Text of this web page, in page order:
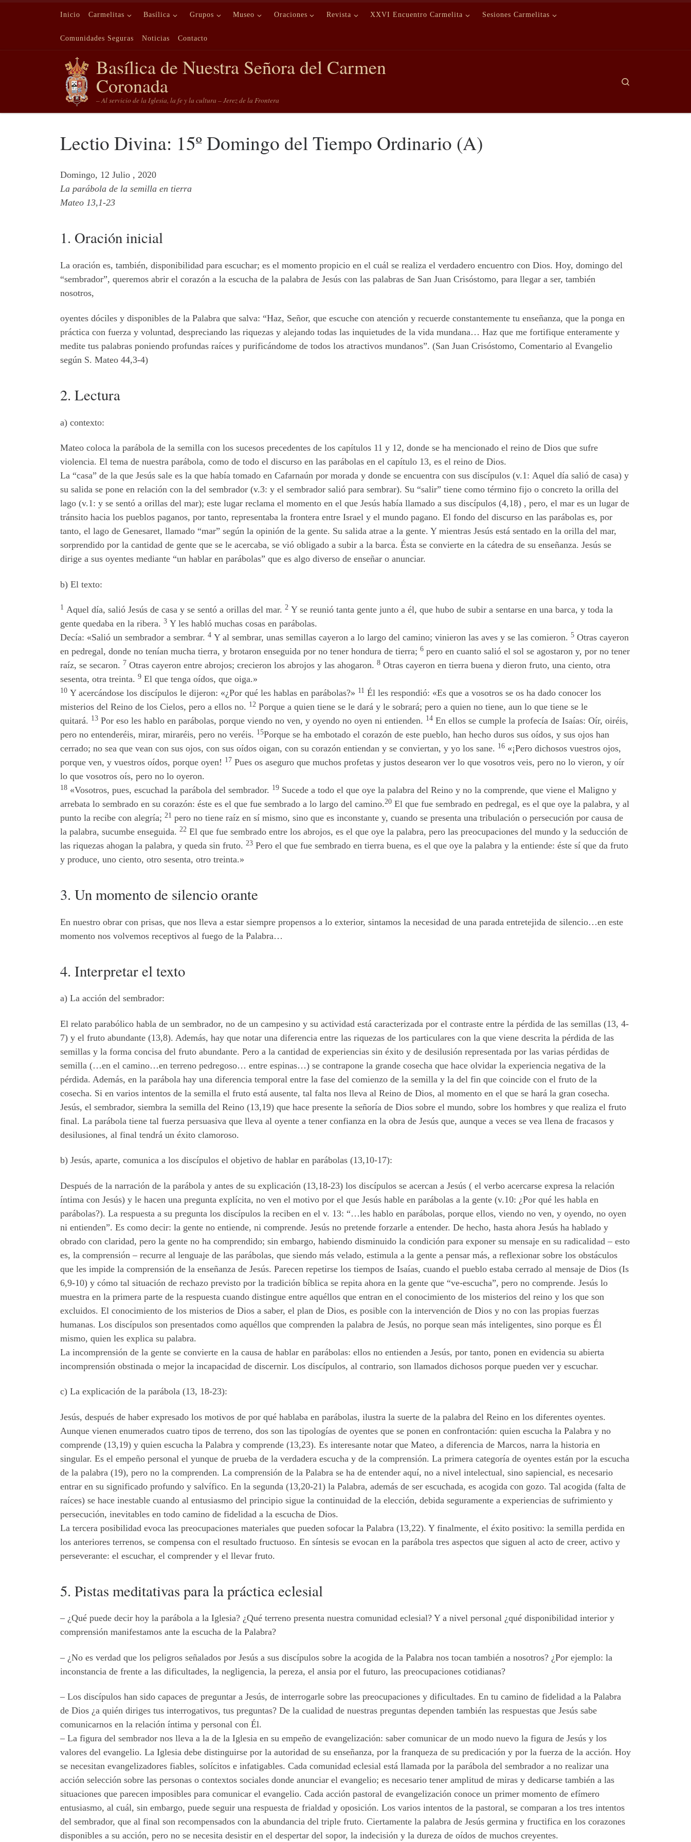
Saltar al contenido
Inicio Carmelitas Basílica Grupos Museo Oraciones Revista XXVI Encuentro Carmelita Sesiones Carmelitas
Comunidades Seguras Noticias Contacto
Basílica de Nuestra Señora del Carmen
Coronada
– Al servicio de la Iglesia, la fe y la cultura – Jerez de la Frontera
Lectio Divina: 15º Domingo del Tiempo Ordinario (A)
Domingo, 12 Julio , 2020
La parábola de la semilla en tierra
Mateo 13,1-23
1. Oración inicial
La oración es, también, disponibilidad para escuchar; es el momento propicio en el cuál se realiza el verdadero encuentro con Dios. Hoy, domingo del
“sembrador”, queremos abrir el corazón a la escucha de la palabra de Jesús con las palabras de San Juan Crisóstomo, para llegar a ser, también
nosotros,
oyentes dóciles y disponibles de la Palabra que salva: “Haz, Señor, que escuche con atención y recuerde constantemente tu enseñanza, que la ponga en
práctica con fuerza y voluntad, despreciando las riquezas y alejando todas las inquietudes de la vida mundana… Haz que me fortifique enteramente y
medite tus palabras poniendo profundas raíces y purificándome de todos los atractivos mundanos”. (San Juan Crisóstomo, Comentario al Evangelio
según S. Mateo 44,3-4)
2. Lectura
a) contexto:
Mateo coloca la parábola de la semilla con los sucesos precedentes de los capítulos 11 y 12, donde se ha mencionado el reino de Dios que sufre
violencia. El tema de nuestra parábola, como de todo el discurso en las parábolas en el capítulo 13, es el reino de Dios.
La “casa” de la que Jesús sale es la que había tomado en Cafarnaún por morada y donde se encuentra con sus discípulos (v.1: Aquel día salió de casa) y
su salida se pone en relación con la del sembrador (v.3: y el sembrador salió para sembrar). Su “salir” tiene como término fijo o concreto la orilla del
lago (v.1: y se sentó a orillas del mar); este lugar reclama el momento en el que Jesús había llamado a sus discípulos (4,18) , pero, el mar es un lugar de
tránsito hacia los pueblos paganos, por tanto, representaba la frontera entre Israel y el mundo pagano. El fondo del discurso en las parábolas es, por
tanto, el lago de Genesaret, llamado “mar” según la opinión de la gente. Su salida atrae a la gente. Y mientras Jesús está sentado en la orilla del mar,
sorprendido por la cantidad de gente que se le acercaba, se vió obligado a subir a la barca. Ésta se convierte en la cátedra de su enseñanza. Jesús se
dirige a sus oyentes mediante “un hablar en parábolas” que es algo diverso de enseñar o anunciar.
b) El texto:
1 Aquel día, salió Jesús de casa y se sentó a orillas del mar. 2 Y se reunió tanta gente junto a él, que hubo de subir a sentarse en una barca, y toda la
gente quedaba en la ribera. 3 Y les habló muchas cosas en parábolas.
Decía: «Salió un sembrador a sembrar. 4 Y al sembrar, unas semillas cayeron a lo largo del camino; vinieron las aves y se las comieron. 5 Otras cayeron
en pedregal, donde no tenían mucha tierra, y brotaron enseguida por no tener hondura de tierra; 6 pero en cuanto salió el sol se agostaron y, por no tener
raíz, se secaron. 7 Otras cayeron entre abrojos; crecieron los abrojos y las ahogaron. 8 Otras cayeron en tierra buena y dieron fruto, una ciento, otra
sesenta, otra treinta. 9 El que tenga oídos, que oiga.»
10 Y acercándose los discípulos le dijeron: «¿Por qué les hablas en parábolas?» 11 Él les respondió: «Es que a vosotros se os ha dado conocer los
misterios del Reino de los Cielos, pero a ellos no. 12 Porque a quien tiene se le dará y le sobrará; pero a quien no tiene, aun lo que tiene se le
quitará. 13 Por eso les hablo en parábolas, porque viendo no ven, y oyendo no oyen ni entienden. 14 En ellos se cumple la profecía de Isaías: Oír, oiréis,
pero no entenderéis, mirar, miraréis, pero no veréis. 15Porque se ha embotado el corazón de este pueblo, han hecho duros sus oídos, y sus ojos han
cerrado; no sea que vean con sus ojos, con sus oídos oigan, con su corazón entiendan y se conviertan, y yo los sane. 16 «¡Pero dichosos vuestros ojos,
porque ven, y vuestros oídos, porque oyen! 17 Pues os aseguro que muchos profetas y justos desearon ver lo que vosotros veis, pero no lo vieron, y oír
lo que vosotros oís, pero no lo oyeron.
18 «Vosotros, pues, escuchad la parábola del sembrador. 19 Sucede a todo el que oye la palabra del Reino y no la comprende, que viene el Maligno y
arrebata lo sembrado en su corazón: éste es el que fue sembrado a lo largo del camino.20 El que fue sembrado en pedregal, es el que oye la palabra, y al
punto la recibe con alegría; 21 pero no tiene raíz en sí mismo, sino que es inconstante y, cuando se presenta una tribulación o persecución por causa de
la palabra, sucumbe enseguida. 22 El que fue sembrado entre los abrojos, es el que oye la palabra, pero las preocupaciones del mundo y la seducción de
las riquezas ahogan la palabra, y queda sin fruto. 23 Pero el que fue sembrado en tierra buena, es el que oye la palabra y la entiende: éste sí que da fruto
y produce, uno ciento, otro sesenta, otro treinta.»
3. Un momento de silencio orante
En nuestro obrar con prisas, que nos lleva a estar siempre propensos a lo exterior, sintamos la necesidad de una parada entretejida de silencio…en este
momento nos volvemos receptivos al fuego de la Palabra…
4. Interpretar el texto
a) La acción del sembrador:
El relato parabólico habla de un sembrador, no de un campesino y su actividad está caracterizada por el contraste entre la pérdida de las semillas (13, 4-
7) y el fruto abundante (13,8). Además, hay que notar una diferencia entre las riquezas de los particulares con la que viene descrita la pérdida de las
semillas y la forma concisa del fruto abundante. Pero a la cantidad de experiencias sin éxito y de desilusión representada por las varias pérdidas de
semilla (…en el camino…en terreno pedregoso… entre espinas…) se contrapone la grande cosecha que hace olvidar la experiencia negativa de la
pérdida. Además, en la parábola hay una diferencia temporal entre la fase del comienzo de la semilla y la del fin que coincide con el fruto de la
cosecha. Si en varios intentos de la semilla el fruto está ausente, tal falta nos lleva al Reino de Dios, al momento en el que se hará la gran cosecha.
Jesús, el sembrador, siembra la semilla del Reino (13,19) que hace presente la señoría de Dios sobre el mundo, sobre los hombres y que realiza el fruto
final. La parábola tiene tal fuerza persuasiva que lleva al oyente a tener confianza en la obra de Jesús que, aunque a veces se vea llena de fracasos y
desilusiones, al final tendrá un éxito clamoroso.
b) Jesús, aparte, comunica a los discípulos el objetivo de hablar en parábolas (13,10-17):
Después de la narración de la parábola y antes de su explicación (13,18-23) los discípulos se acercan a Jesús ( el verbo acercarse expresa la relación
íntima con Jesús) y le hacen una pregunta explícita, no ven el motivo por el que Jesús hable en parábolas a la gente (v.10: ¿Por qué les habla en
parábolas?). La respuesta a su pregunta los discípulos la reciben en el v. 13: “…les hablo en parábolas, porque ellos, viendo no ven, y oyendo, no oyen
ni entienden”. Es como decir: la gente no entiende, ni comprende. Jesús no pretende forzarle a entender. De hecho, hasta ahora Jesús ha hablado y
obrado con claridad, pero la gente no ha comprendido; sin embargo, habiendo disminuido la condición para exponer su mensaje en su radicalidad – esto
es, la comprensión – recurre al lenguaje de las parábolas, que siendo más velado, estimula a la gente a pensar más, a reflexionar sobre los obstáculos
que les impide la comprensión de la enseñanza de Jesús. Parecen repetirse los tiempos de Isaías, cuando el pueblo estaba cerrado al mensaje de Dios (Is
6,9-10) y cómo tal situación de rechazo previsto por la tradición bíblica se repita ahora en la gente que “ve-escucha”, pero no comprende. Jesús lo
muestra en la primera parte de la respuesta cuando distingue entre aquéllos que entran en el conocimiento de los misterios del reino y los que son
excluidos. El conocimiento de los misterios de Dios a saber, el plan de Dios, es posible con la intervención de Dios y no con las propias fuerzas
humanas. Los discípulos son presentados como aquéllos que comprenden la palabra de Jesús, no porque sean más inteligentes, sino porque es Él
mismo, quien les explica su palabra.
La incomprensión de la gente se convierte en la causa de hablar en parábolas: ellos no entienden a Jesús, por tanto, ponen en evidencia su abierta
incomprensión obstinada o mejor la incapacidad de discernir. Los discípulos, al contrario, son llamados dichosos porque pueden ver y escuchar.
c) La explicación de la parábola (13, 18-23):
Jesús, después de haber expresado los motivos de por qué hablaba en parábolas, ilustra la suerte de la palabra del Reino en los diferentes oyentes.
Aunque vienen enumerados cuatro tipos de terreno, dos son las tipologías de oyentes que se ponen en confrontación: quien escucha la Palabra y no
comprende (13,19) y quien escucha la Palabra y comprende (13,23). Es interesante notar que Mateo, a diferencia de Marcos, narra la historia en
singular. Es el empeño personal el yunque de prueba de la verdadera escucha y de la comprensión. La primera categoría de oyentes están por la escucha
de la palabra (19), pero no la comprenden. La comprensión de la Palabra se ha de entender aquí, no a nivel intelectual, sino sapiencial, es necesario
entrar en su significado profundo y salvífico. En la segunda (13,20-21) la Palabra, además de ser escuchada, es acogida con gozo. Tal acogida (falta de
raíces) se hace inestable cuando al entusiasmo del principio sigue la continuidad de la elección, debida seguramente a experiencias de sufrimiento y
persecución, inevitables en todo camino de fidelidad a la escucha de Dios.
La tercera posibilidad evoca las preocupaciones materiales que pueden sofocar la Palabra (13,22). Y finalmente, el éxito positivo: la semilla perdida en
los anteriores terrenos, se compensa con el resultado fructuoso. En síntesis se evocan en la parábola tres aspectos que siguen al acto de creer, activo y
perseverante: el escuchar, el comprender y el llevar fruto.
5. Pistas meditativas para la práctica eclesial
– ¿Qué puede decir hoy la parábola a la Iglesia? ¿Qué terreno presenta nuestra comunidad eclesial? Y a nivel personal ¿qué disponibilidad interior y
comprensión manifestamos ante la escucha de la Palabra?
– ¿No es verdad que los peligros señalados por Jesús a sus discípulos sobre la acogida de la Palabra nos tocan también a nosotros? ¿Por ejemplo: la
inconstancia de frente a las dificultades, la negligencia, la pereza, el ansia por el futuro, las preocupaciones cotidianas?
– Los discípulos han sido capaces de preguntar a Jesús, de interrogarle sobre las preocupaciones y dificultades. En tu camino de fidelidad a la Palabra
de Dios ¿a quién diriges tus interrogativos, tus preguntas? De la cualidad de nuestras preguntas dependen también las respuestas que Jesús sabe
comunicarnos en la relación íntima y personal con Él.
– La figura del sembrador nos lleva a la de la Iglesia en su empeño de evangelización: saber comunicar de un modo nuevo la figura de Jesús y los
valores del evangelio. La Iglesia debe distinguirse por la autoridad de su enseñanza, por la franqueza de su predicación y por la fuerza de la acción. Hoy
se necesitan evangelizadores fiables, solícitos e infatigables. Cada comunidad eclesial está llamada por la parábola del sembrador a no realizar una
acción selección sobre las personas o contextos sociales donde anunciar el evangelio; es necesario tener amplitud de miras y dedicarse también a las
situaciones que parecen imposibles para comunicar el evangelio. Cada acción pastoral de evangelización conoce un primer momento de efímero
entusiasmo, al cuál, sin embargo, puede seguir una respuesta de frialdad y oposición. Los varios intentos de la pastoral, se comparan a los tres intentos
del sembrador, que al final son recompensados con la abundancia del triple fruto. Ciertamente la palabra de Jesús germina y fructifica en los corazones
disponibles a su acción, pero no se necesita desistir en el despertar del sopor, la indecisión y la dureza de oídos de muchos creyentes.